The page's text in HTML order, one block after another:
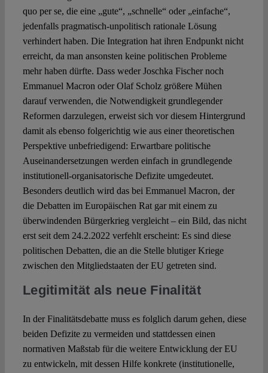
quo per se, die eine „gute“, „schnelle“ oder „einfache“,
jedenfalls pragmatisch-unpolitisch rationale Lösung
verhindert haben. Die Integration hat ihren Endpunkt nicht
erreicht, da man ansonsten keine politischen Probleme
mehr haben dürfte. Dass weder Joschka Fischer noch
Emmanuel Macron oder Olaf Scholz größere Mühen
darauf verwenden, die Notwendigkeit grundlegender
Reformen darzulegen, erweist sich vor diesem Hintergrund
damit als ebenso folgerichtig wie aus einer theoretischen
Perspektive unbefriedigend: Erwartbare politische
Auseinandersetzungen werden einfach in grundlegende
institutionell-organisatorische Defizite umgedeutet.
Besonders deutlich wird das bei Emmanuel Macron, der
die Debatten im Europäischen Rat gar mit einem zu
überwindenden Bürgerkrieg vergleicht – ein Bild, das nicht
erst seit dem 24.2.2022 verfehlt erscheint: Es sind diese
politischen Debatten, die an die Stelle blutiger Kriege
zwischen den Mitgliedstaaten der EU getreten sind.
Legitimität als neue Finalität
In der Finalitätsdebatte muss es folglich darum gehen, diese
beiden Defizite zu vermeiden und stattdessen einen
normativen Maßstab für die weitere Entwicklung der EU
zu entwickeln, mit dessen Hilfe konkrete (institutionelle,